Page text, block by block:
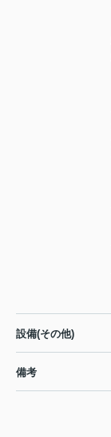
設備(その他)
備考